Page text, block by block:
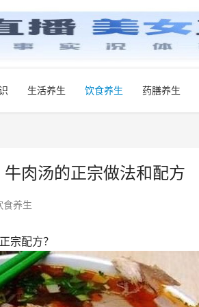
生活养生 饮食养生 药膳养生
肉汤的正宗做法和配方
食养生
宗配方？